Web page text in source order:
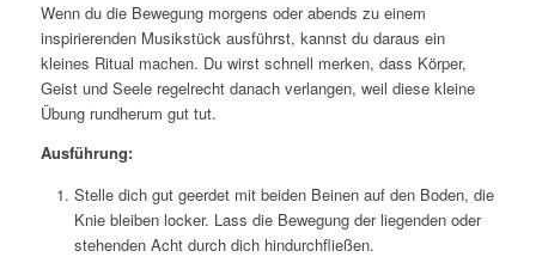
Wenn du die Bewegung morgens oder abends zu einem
inspirierenden Musikstück ausführst, kannst du daraus ein
kleines Ritual machen. Du wirst schnell merken, dass Körper,
Geist und Seele regelrecht danach verlangen, weil diese kleine
Übung rundherum gut tut.
Ausführung:
Stelle dich gut geerdet mit beiden Beinen auf den Boden, die
Knie bleiben locker. Lass die Bewegung der liegenden oder
stehenden Acht durch dich hindurchfließen.